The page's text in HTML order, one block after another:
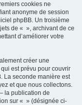
cookies ne
anonyme de session
phpBB. Un troisième
de « », archivant de ce
d’améliorer votre
créer une
est prévu pour couvrir
La seconde manière est
et que nous collectons.
la publication de
sur « » (désignée ci-